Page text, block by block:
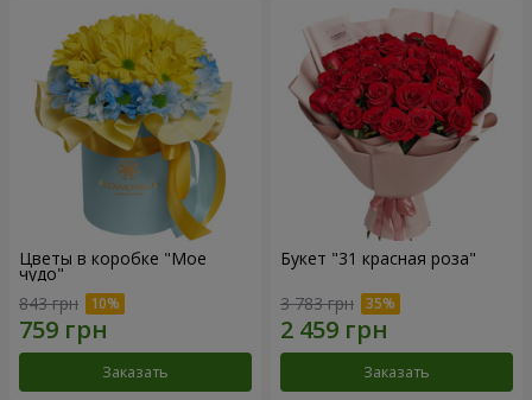
Цветы в коробке "Мое
чудо"
843 грн
Заказать
Букет "31 красная роза"
3 783 грн
Заказать